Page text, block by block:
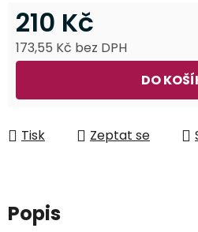
210 Kč
173,55 Kč bez DPH
DO
Tisk Zeptat se
Popis